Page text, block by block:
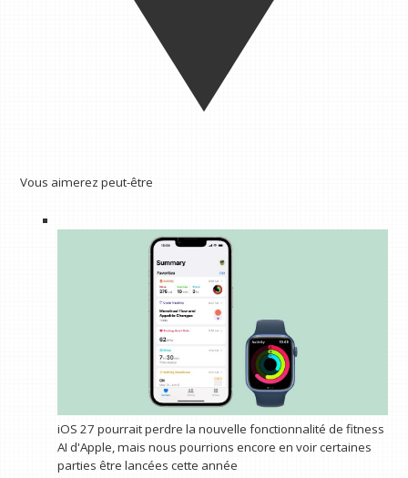
Vous aimerez peut-être
iOS 27 pourrait perdre la nouvelle fonctionnalité de fitness
AI d'Apple, mais nous pourrions encore en voir certaines
parties être lancées cette année